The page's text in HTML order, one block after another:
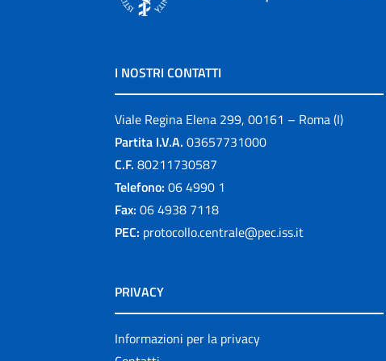
I NOSTRI CONTATTI
Viale Regina Elena 299, 00161 – Roma (I)
Partita I.V.A. 03657731000
C.F. 80211730587
Telefono: 06 4990 1
Fax: 06 4938 7118
PEC: protocollo.centrale@pec.iss.it
PRIVACY
Informazioni per la privacy